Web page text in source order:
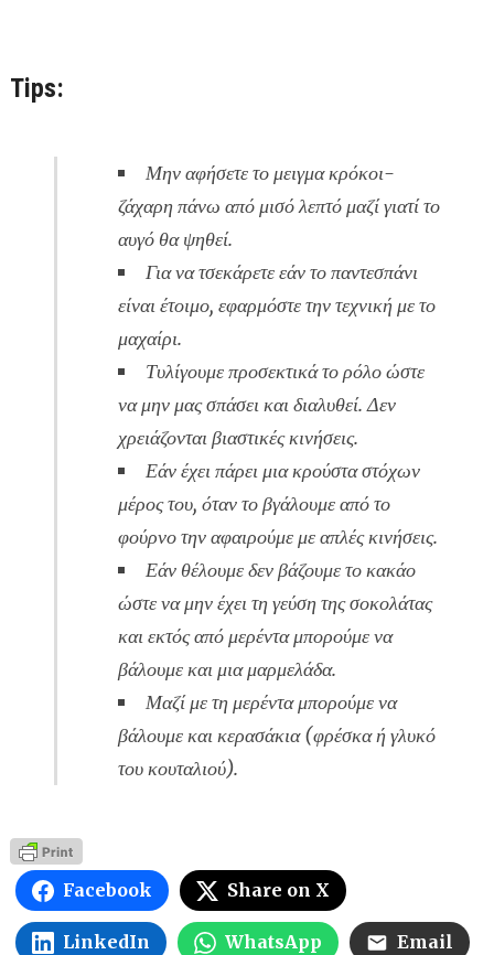
Tips:
Μην αφήσετε το μειγμα κρόκοι-
ζάχαρη πάνω από μισό λεπτό μαζί γιατί το
αυγό θα ψηθεί.
Για να τσεκάρετε εάν το παντεσπάνι
είναι έτοιμο, εφαρμόστε την τεχνική με το
μαχαίρι.
Τυλίγουμε προσεκτικά το ρόλο ώστε
να μην μας σπάσει και διαλυθεί. Δεν
χρειάζονται βιαστικές κινήσεις.
Εάν έχει πάρει μια κρούστα στόχων
μέρος του, όταν το βγάλουμε από το
φούρνο την αφαιρούμε με απλές κινήσεις.
Εάν θέλουμε δεν βάζουμε το κακάο
ώστε να μην έχει τη γεύση της σοκολάτας
και εκτός από μερέντα μπορούμε να
βάλουμε και μια μαρμελάδα.
Μαζί με τη μερέντα μπορούμε να
βάλουμε και κερασάκια (φρέσκα ή γλυκό
του κουταλιού).
Facebook Share on X
LinkedIn WhatsApp Email